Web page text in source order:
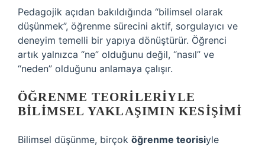
Pedagojik açıdan bakıldığında “bilimsel olarak
düşünmek”, öğrenme sürecini aktif, sorgulayıcı ve
deneyim temelli bir yapıya dönüştürür. Öğrenci
artık yalnızca “ne” olduğunu değil, “nasıl” ve
“neden” olduğunu anlamaya çalışır.
ÖĞRENME TEORILERIYLE
BILIMSEL YAKLAŞIMIN KESIŞIMI
Bilimsel düşünme, birçok öğrenme teorisiyle